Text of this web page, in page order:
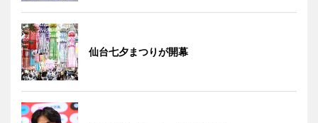
仙台七夕まつりが開幕